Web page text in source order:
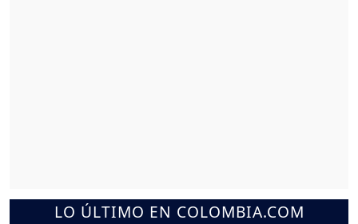
LO ÚLTIMO EN COLOMBIA.COM